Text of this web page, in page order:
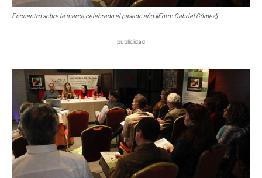
Encuentro sobre la marca celebrado el pasado año.||Foto: Gabriel Gómez||
publicidad